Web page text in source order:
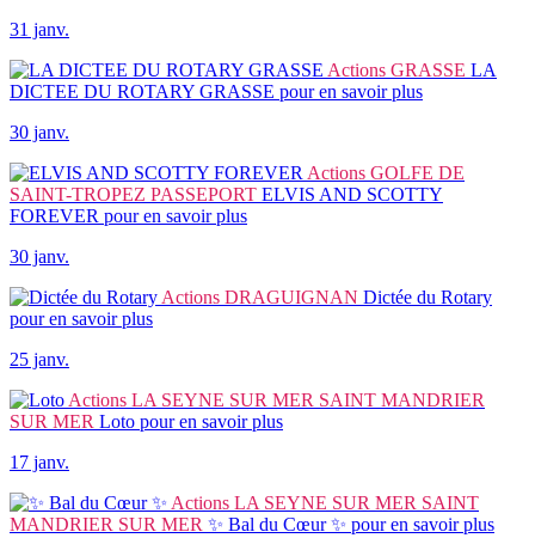
31 janv.
Actions GRASSE LA
DICTEE DU ROTARY GRASSE pour en savoir plus
30 janv.
Actions GOLFE DE
SAINT-TROPEZ PASSEPORT ELVIS AND SCOTTY
FOREVER pour en savoir plus
30 janv.
Actions DRAGUIGNAN Dictée du Rotary
pour en savoir plus
25 janv.
Actions LA SEYNE SUR MER SAINT MANDRIER
SUR MER Loto pour en savoir plus
17 janv.
Actions LA SEYNE SUR MER SAINT
MANDRIER SUR MER ✨ Bal du Cœur ✨ pour en savoir plus